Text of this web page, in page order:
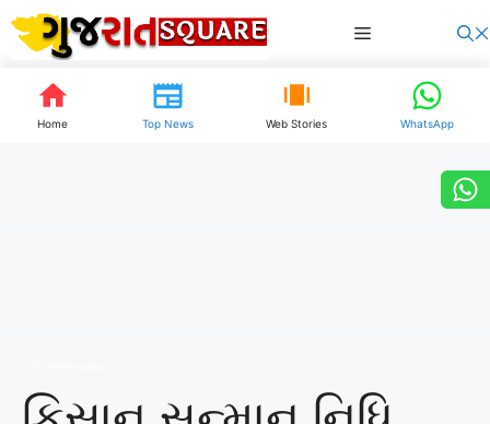
Skip
content
Menu
Home Top News Web Stories WhatsApp